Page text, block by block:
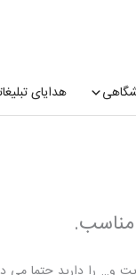
هدایای